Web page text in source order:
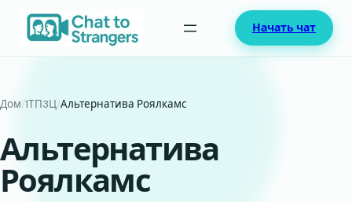
Перейти
содержимому
Начать чат
Дом/1ТП3Ц/Альтернатива Роялкамс
Альтернатива
Роялкамс